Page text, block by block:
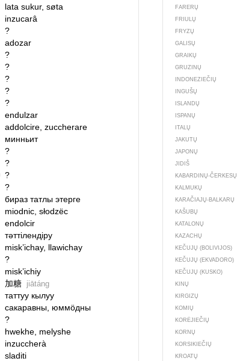
lata sukur, søta
inzucarâ
?
adozar
?
?
?
?
?
endulzar
addolcire, zuccherare
минньит
?
?
?
?
бираз татлы этер­ге
miodnic, słodzëc
endolcir
тәттілендіру
misk’ichay, llawichay
?
misk’ichiy
加糖 jiātáng
таттуу кылуу
сакаравны, юммӧдны
?
hwekhe, melyshe
inzuccherà
sladiti
FARERŲ
FRIULŲ
FRYZŲ
GALISŲ
GRAIKŲ
GRUZINŲ
INDONEZIEČIŲ
INGUŠŲ
ISLANDŲ
ISPANŲ
ITALŲ
JAKUTŲ
JAPONŲ
JIDIŠ
KABARDINŲ-ČERKESŲ
KALMUKŲ
KARAČIAJŲ-BALKARŲ
KAŠUBŲ
KATALONŲ
KAZACHŲ
KEČUJŲ (BOLIVIJOS)
KEČUJŲ (EKVADORO)
KEČUJŲ (KUSKO)
KINŲ
KIRGIZŲ
KOMIŲ
KORĖJIEČIŲ
KORNŲ
KORSIKIEČIŲ
KROATŲ